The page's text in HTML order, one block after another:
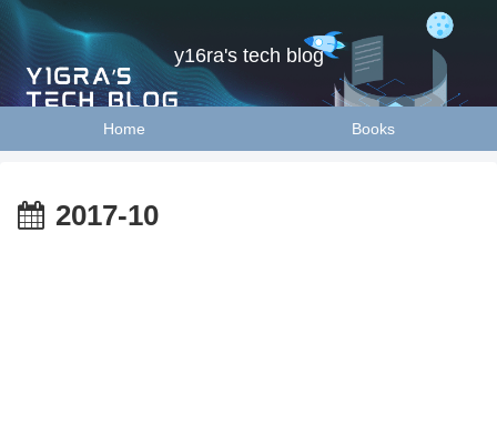
y16ra's tech blog
Home Books
2017-10